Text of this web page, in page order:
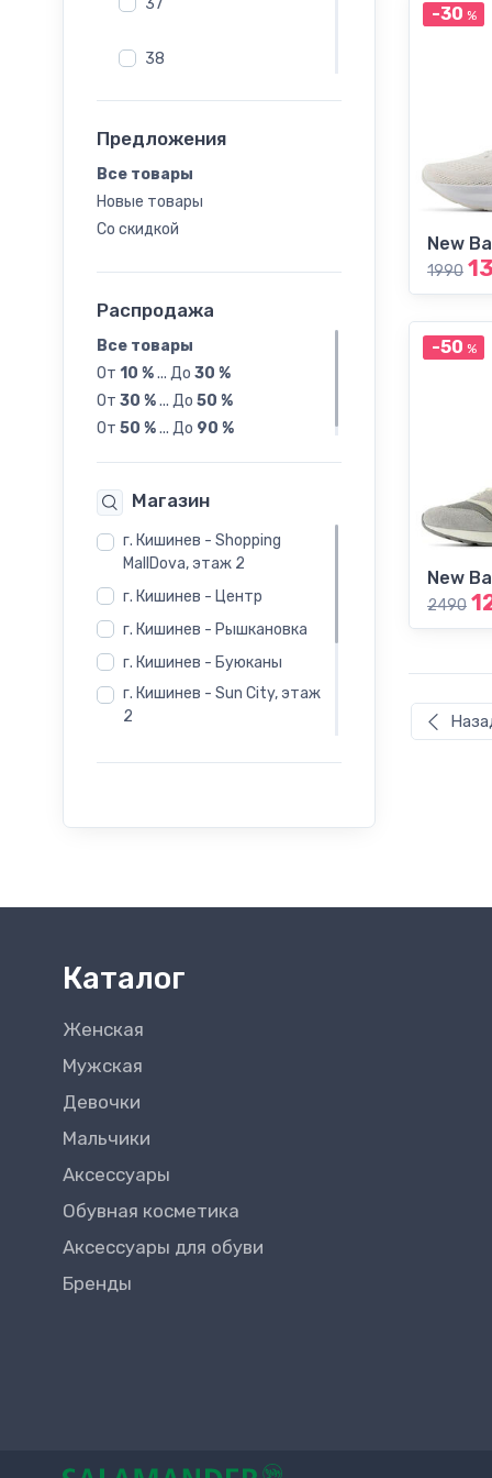
Туфли
Туфли на каблуке
37
38
40
41
42
46
Предложения
Все товары
Новые товары
Со скидкой
Распродажа
Все товары
От 10 %... До 30 %
От 30 %... До 50 %
От 50 %... До 90 %
Магазин
г. Кишинев - Shopping
MallDova, этаж 2
г. Кишинев - Центр
г. Кишинев - Рышкановка
г. Кишинев - Буюканы
г. Кишинев - Sun City, этаж
2
Evimall, Н. Йорга 5
-30 %
New
1990
-50 %
New
2490
Каталог
Женская
Мужская
Девочки
Мальчики
Аксессуары
Обувная косметика
Аксессуары для обуви
Бренды